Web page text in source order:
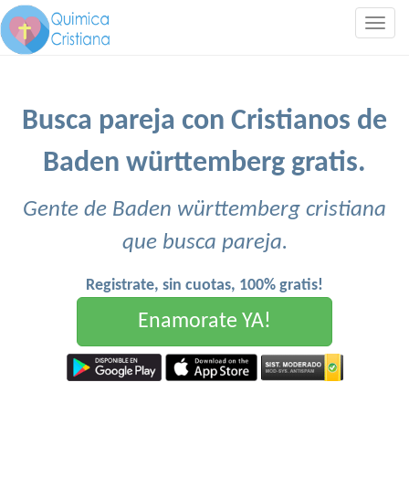
Busca pareja con Cristianos de
Baden württemberg gratis.
Gente de Baden württemberg cristiana
que busca pareja.
Registrate, sin cuotas, 100% gratis!
Enamorate YA!